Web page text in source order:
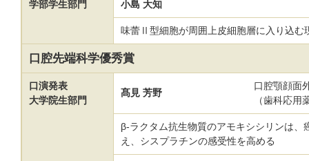
学部学生部門
小島 大知
味蕾Ⅱ型細胞が周囲上皮細胞層に入り込む
口腔先端科学優秀賞
口演発表
大学院生部門
髙見 芳野
口腔顎顔面
（歯科応用
β-ラクタム抗生物質のアモキシシリンは、
え、シスプラチンの感受性を高める